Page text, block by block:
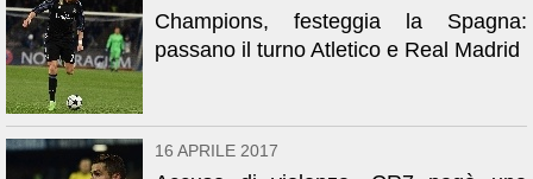
Champions, festeggia la Spagna:
passano il turno Atletico e Real Madrid
16 APRILE 2017